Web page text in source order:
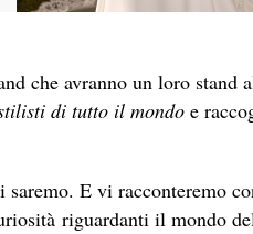
che avranno un loro stand
di tutto il mondo e
E vi racconteremo
riguardanti il mondo